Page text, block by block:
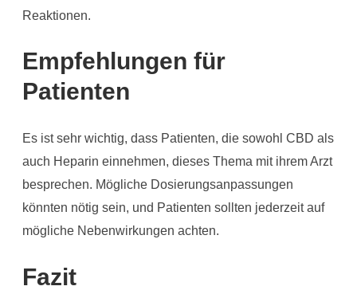
Reaktionen.
Empfehlungen für
Patienten
Es ist sehr wichtig, dass Patienten, die sowohl CBD als
auch Heparin einnehmen, dieses Thema mit ihrem Arzt
besprechen. Mögliche Dosierungsanpassungen
könnten nötig sein, und Patienten sollten jederzeit auf
mögliche Nebenwirkungen achten.
Fazit